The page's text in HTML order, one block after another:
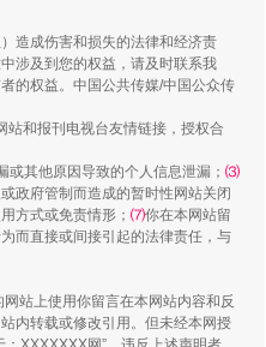
习近平的“航天情”
造成伤害和损失的法律和经济责
涉及到您的权益，请及时联系我
的权益。中国公共传媒/中国公众传
站和报刊电视台友情链接，授权合
或其他原因导致的个人信息泄漏； ⑶
政府管制而造成的暂时性网站关闭
方式或免责情形； ⑺你在本网站留
而直接或间接引起的法律责任，与
站上使用你留言在本网站内容和反
内转载或修改引用。但未经本网授